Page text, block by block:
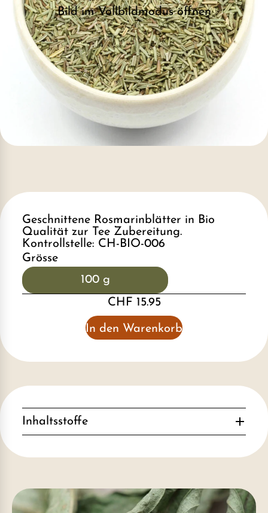
Bild im Vollbildmodus öffnen
Geschnittene Rosmarinblätter in Bio
Qualität zur Tee Zubereitung.
Kontrollstelle: CH-BIO-006
Grösse
100 g
CHF 15.95
In den Warenkorb
Inhaltsstoffe